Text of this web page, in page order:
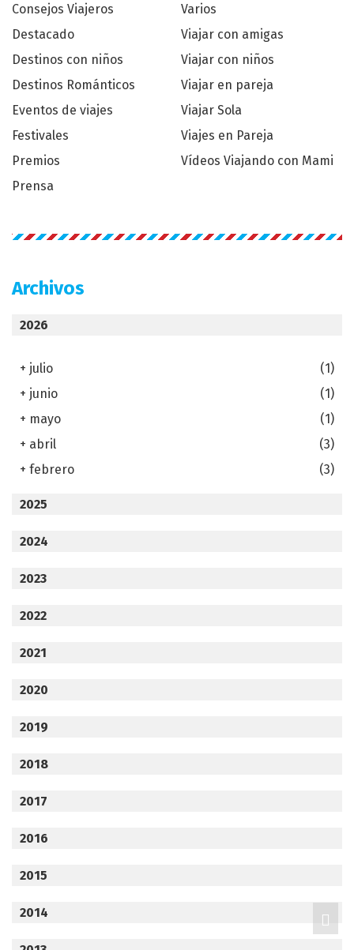
Consejos Viajeros
Destacado
Destinos con niños
Destinos Románticos
Eventos de viajes
Festivales
Premios
Prensa
Varios
Viajar con amigas
Viajar con niños
Viajar en pareja
Viajar Sola
Viajes en Pareja
Vídeos Viajando con Mami
Archivos
2026
+ julio
(1)
+ junio
(1)
+ mayo
(1)
+ abril
(3)
+ febrero (3)
2025
2024
2023
2022
2021
2020
2019
2018
2017
2016
2015
2014